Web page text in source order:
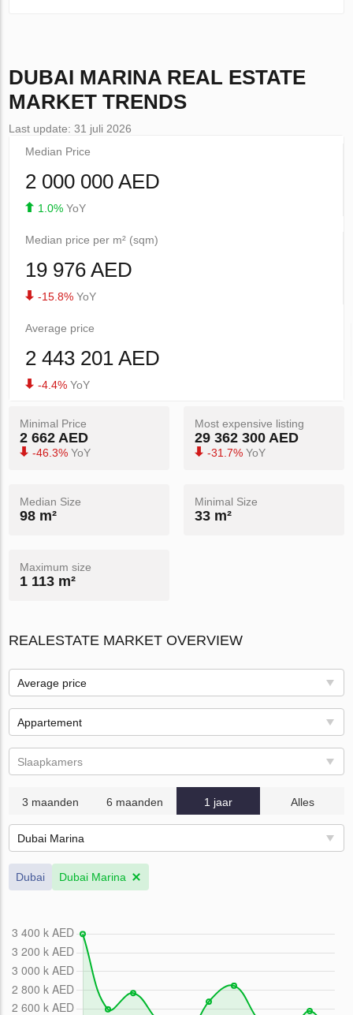
DUBAI MARINA REAL ESTATE
MARKET TRENDS
Last update: 31 juli 2026
Median Price
2 000 000 AED
1.0% YoY
Median price per m² (sqm)
19 976 AED
-15.8% YoY
Average price
2 443 201 AED
-4.4% YoY
Minimal Price
2 662 AED
-46.3% YoY
Most expensive listing
29 362 300 AED
-31.7% YoY
Median Size
98 m²
Minimal Size
33 m²
Maximum size
1 113 m²
REALESTATE MARKET OVERVIEW
Average price
Appartement
Slaapkamers
3 maanden 6 maanden 1 jaar Alles
Dubai Marina
Dubai Dubai Marina